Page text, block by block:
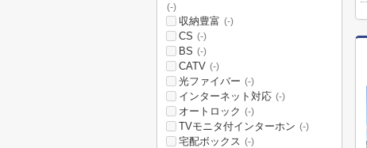
(-)
収納豊富 (-)
CS (-)
BS (-)
CATV (-)
光ファイバー (-)
インターネット対応 (-)
オートロック (-)
TVモニタ付インターホン (-)
宅配ボックス (-)